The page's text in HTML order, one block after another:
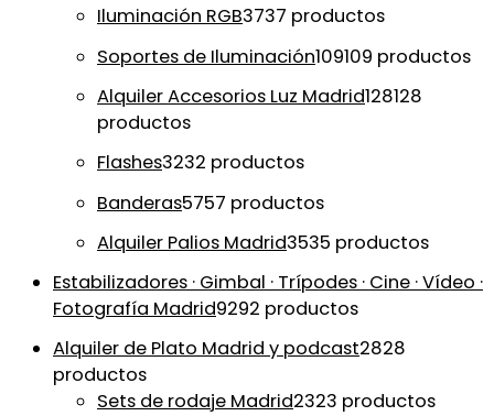
Iluminación RGB3737 productos
Soportes de Iluminación109109 productos
Alquiler Accesorios Luz Madrid128128
productos
Flashes3232 productos
Banderas5757 productos
Alquiler Palios Madrid3535 productos
Estabilizadores · Gimbal · Trípodes · Cine · Vídeo ·
Fotografía Madrid9292 productos
Alquiler de Plato Madrid y podcast2828
productos
Sets de rodaje Madrid2323 productos